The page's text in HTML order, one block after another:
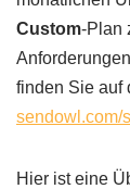
Custom-Plan
finden Sie auf
sendowl.com/
Hier ist eine